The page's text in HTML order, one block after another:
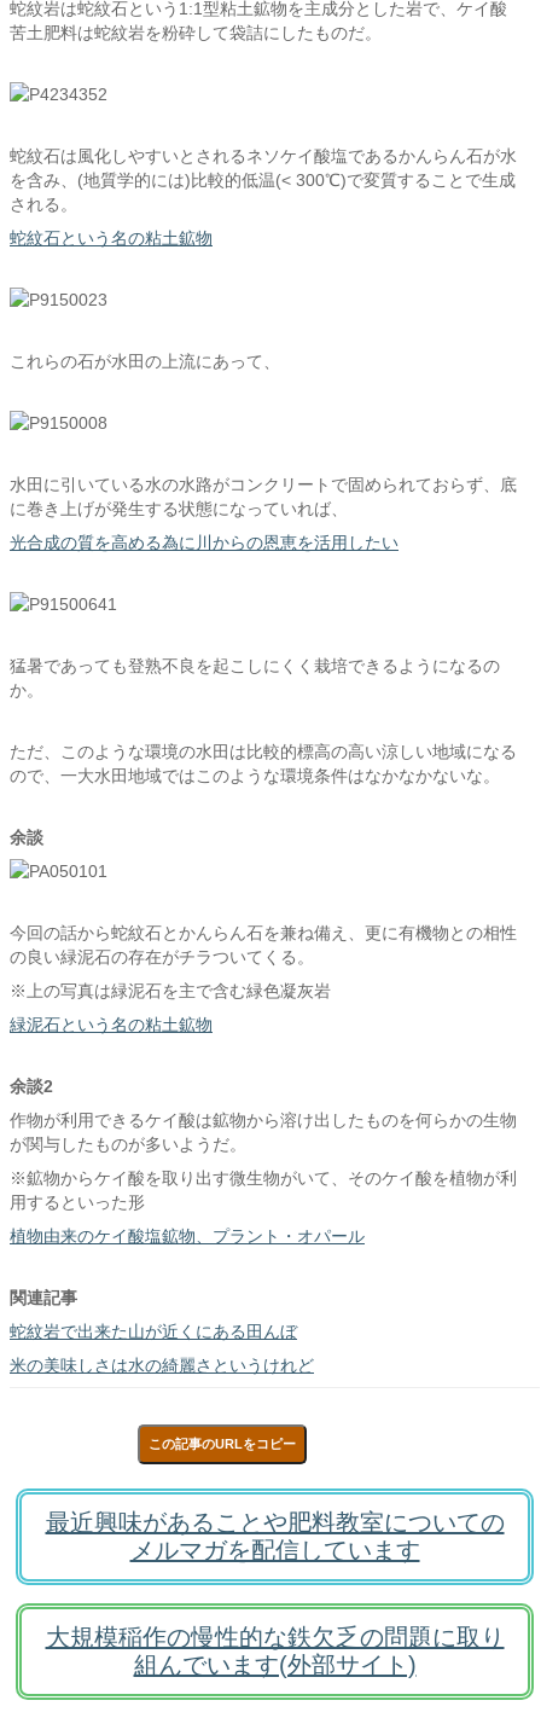
蛇紋岩は蛇紋石という1:1型粘土鉱物を主成分とした岩で、ケイ酸
苦土肥料は蛇紋岩を粉砕して袋詰にしたものだ。
蛇紋石は風化しやすいとされるネソケイ酸塩であるかんらん石が水
を含み、(地質学的には)比較的低温(< 300℃)で変質することで生成
される。
蛇紋石という名の粘土鉱物
これらの石が水田の上流にあって、
水田に引いている水の水路がコンクリートで固められておらず、底
に巻き上げが発生する状態になっていれば、
光合成の質を高める為に川からの恩恵を活用したい
猛暑であっても登熟不良を起こしにくく栽培できるようになるの
か。
ただ、このような環境の水田は比較的標高の高い涼しい地域になる
ので、一大水田地域ではこのような環境条件はなかなかないな。
余談
今回の話から蛇紋石とかんらん石を兼ね備え、更に有機物との相性
の良い緑泥石の存在がチラついてくる。
※上の写真は緑泥石を主で含む緑色凝灰岩
緑泥石という名の粘土鉱物
余談2
作物が利用できるケイ酸は鉱物から溶け出したものを何らかの生物
が関与したものが多いようだ。
※鉱物からケイ酸を取り出す微生物がいて、そのケイ酸を植物が利
用するといった形
植物由来のケイ酸塩鉱物、プラント・オパール
関連記事
蛇紋岩で出来た山が近くにある田んぼ
米の美味しさは水の綺麗さというけれど
この記事のURLをコピー
最近興味があることや肥料教室についての
メルマガを配信しています
大規模稲作の慢性的な鉄欠乏の問題に取り
組んでいます(外部サイト)